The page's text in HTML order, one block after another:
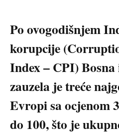
Po ovogodišnjem
korupcije
Index – CPI)
zauzela je treće
Evropi sa ocjenom
do 100, što je